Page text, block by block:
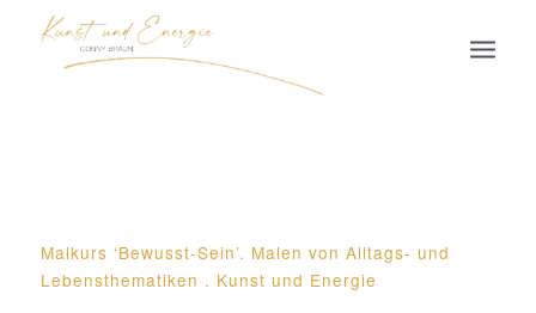
Malkurs ‘Bewusst-Sein’. Malen von Alltags- und
Lebensthematiken . Kunst und Energie